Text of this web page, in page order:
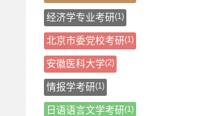
经济学专业考研(1)
北京市委党校考研(1)
安徽医科大学(2)
情报学考研(1)
日语语言文学考研(1)